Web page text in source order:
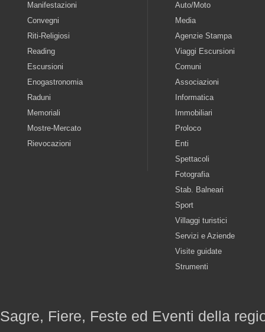
Manifestazioni
Convegni
Riti-Religiosi
Reading
Escursioni
Enogastronomia
Raduni
Memoriali
Mostre-Mercato
Rievocazioni
Auto/Moto
Media
Agenzie Stampa
Viaggi Escursioni
Comuni
Associazioni
Informatica
Immobiliari
Proloco
Enti
Spettacoli
Fotografia
Stab. Balneari
Sport
Villaggi turistici
Servizi e Aziende
Visite guidate
Strumenti
Sagre, Fiere, Feste ed Eventi della